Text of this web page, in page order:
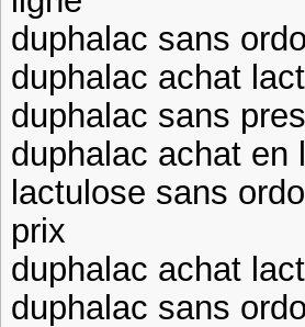
duphalac sans
duphalac achat
duphalac sans
duphalac achat en
lactulose sans
prix
duphalac achat
duphalac sans